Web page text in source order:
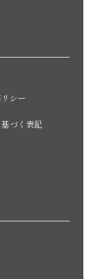
シー
づく表記